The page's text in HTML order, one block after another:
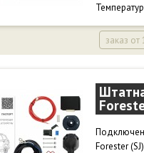
заказ от
Forester